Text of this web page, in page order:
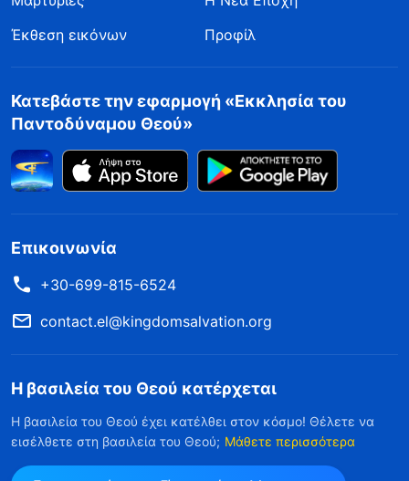
Έκθεση εικόνων
Προφίλ
Κατεβάστε την εφαρμογή «Εκκλησία του
Παντοδύναμου Θεού»
Επικοινωνία
+30-699-815-6524
contact.el@kingdomsalvation.org
Η βασιλεία του Θεού κατέρχεται
Η βασιλεία του Θεού έχει κατέλθει στον κόσμο! Θέλετε να
εισέλθετε στη βασιλεία του Θεού; Μάθετε περισσότερα